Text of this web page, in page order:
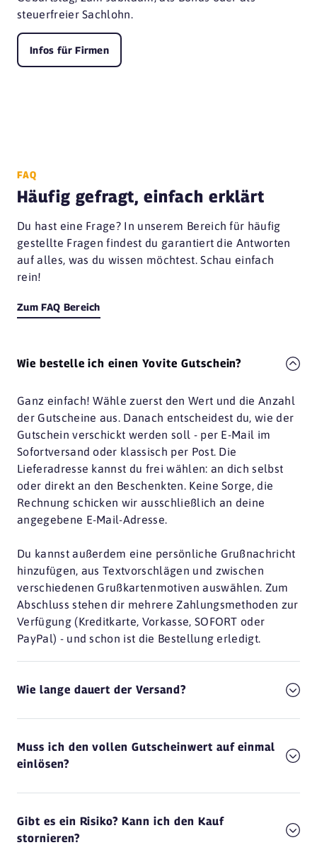
steuerfreier Sachlohn.
Infos für Firmen
FAQ
Häufig gefragt, einfach erklärt
Du hast eine Frage? In unserem Bereich für häufig
gestellte Fragen findest du garantiert die Antworten
auf alles, was du wissen möchtest. Schau einfach
rein!
Zum FAQ Bereich
Wie bestelle ich einen Yovite Gutschein?
Ganz einfach! Wähle zuerst den Wert und die Anzahl
der Gutscheine aus. Danach entscheidest du, wie der
Gutschein verschickt werden soll - per E-Mail im
Sofortversand oder klassisch per Post. Die
Lieferadresse kannst du frei wählen: an dich selbst
oder direkt an den Beschenkten. Keine Sorge, die
Rechnung schicken wir ausschließlich an deine
angegebene E-Mail-Adresse.
Du kannst außerdem eine persönliche Grußnachricht
hinzufügen, aus Textvorschlägen und zwischen
verschiedenen Grußkartenmotiven auswählen. Zum
Abschluss stehen dir mehrere Zahlungsmethoden zur
Verfügung (Kreditkarte, Vorkasse, SOFORT oder
PayPal) - und schon ist die Bestellung erledigt.
Wie lange dauert der Versand?
Muss ich den vollen Gutscheinwert auf einmal
einlösen?
Gibt es ein Risiko? Kann ich den Kauf
stornieren?